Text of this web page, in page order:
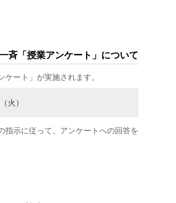
斉「授業アンケート」について
ート」が実施されます。
火）
指示に従って、アンケートへの回答を